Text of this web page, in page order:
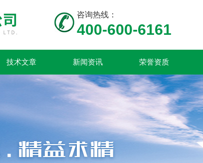
咨询热线：
400-600-6161
技术文章 新闻资讯 荣誉资质